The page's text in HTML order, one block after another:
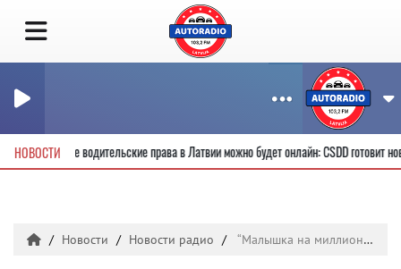
НОВОСТИ
Получить новые водительские права в Латвии можно будет онлайн: CSDD
Новости Новости радио “Малышка на миллион”: Самый загадочный трек LOBODA впервые в открытом доступе вместе с клипом